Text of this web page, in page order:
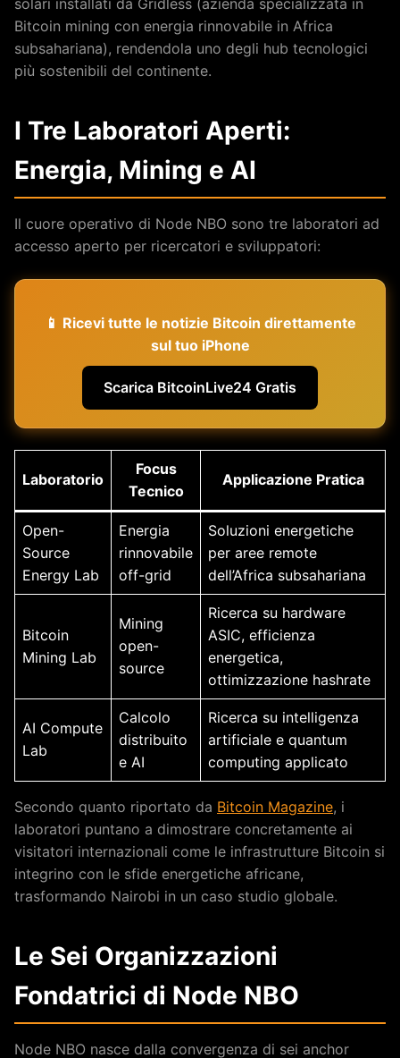
Bitcoin mining con energia rinnovabile in Africa
subsahariana), rendendola uno degli hub tecnologici
più sostenibili del continente.
I Tre Laboratori Aperti:
Energia, Mining e AI
Il cuore operativo di Node NBO sono tre laboratori ad
accesso aperto per ricercatori e sviluppatori:
📱 Ricevi tutte le notizie Bitcoin direttamente
sul tuo iPhone
Scarica BitcoinLive24 Gratis
Laboratorio
Focus
Tecnico
Applicazione Pratica
Open-
Source
Energy Lab
Energia
rinnovabile
off-grid
Soluzioni energetiche
per aree remote
dell’Africa subsahariana
Bitcoin
Mining Lab
Mining
open-
source
Ricerca su hardware
ASIC, efficienza
energetica,
ottimizzazione hashrate
AI Compute
Lab
Calcolo
distribuito
e AI
Ricerca su intelligenza
artificiale e quantum
computing applicato
Secondo quanto riportato da Bitcoin Magazine, i
laboratori puntano a dimostrare concretamente ai
visitatori internazionali come le infrastrutture Bitcoin si
integrino con le sfide energetiche africane,
trasformando Nairobi in un caso studio globale.
Le Sei Organizzazioni
Fondatrici di Node NBO
Node NBO nasce dalla convergenza di sei anchor